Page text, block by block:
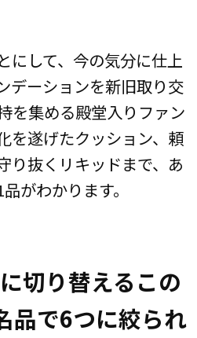
にして、今の気分に仕上
デーションを新旧取り交
を集める殿堂入りファン
を遂げたクッション、頼
り抜くリキッドまで、あ
がわかります。
切り替えるこの
品で6つに絞られ